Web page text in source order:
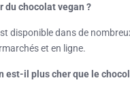
du chocolat vegan ?
disponible dans de
et en ligne.
est-il plus cher que le